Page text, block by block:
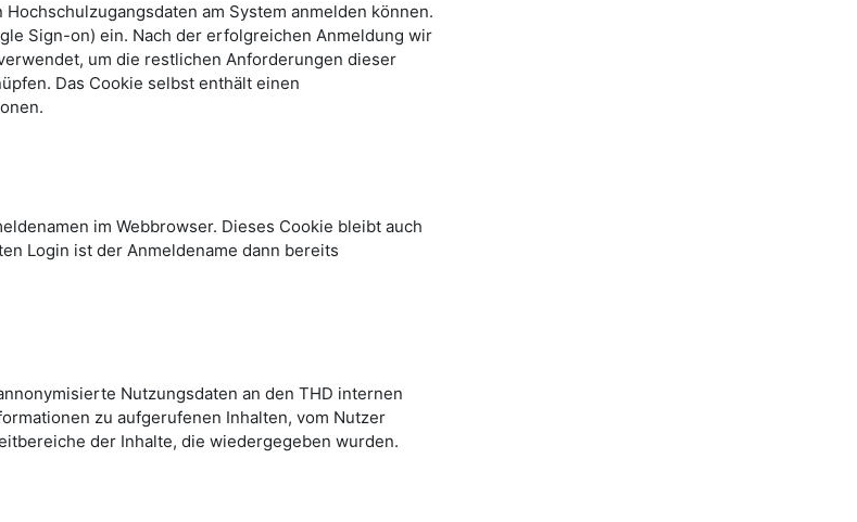
am System anmelden können.
Sign-on) ein. Nach der erfolgreichen Anmeldung wir
um die restlichen Anforderungen dieser
Das Cookie selbst enthält einen
im Webbrowser. Dieses Cookie bleibt auch
Login ist der Anmeldename dann bereits
Nutzungsdaten an den THD internen
zu aufgerufenen Inhalten, vom Nutzer
der Inhalte, die wiedergegeben wurden.